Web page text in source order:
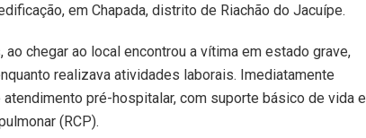
em Chapada, distrito de Riachão do Jacuípe.
chegar ao local encontrou a vítima em estado grave,
realizava atividades laborais. Imediatamente
pré-hospitalar, com suporte básico de vida e
(RCP).